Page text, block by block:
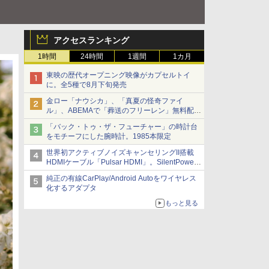
アクセスランキング
1時間 24時間 1週間 1カ月
東映の歴代オープニング映像がカプセルトイ
に。全5種で8月下旬発売
金ロー「ナウシカ」、「真夏の怪奇ファイ
ル」、ABEMAで「葬送のフリーレン」無料配信
など。夏の特番・配信情報
「バック・トゥ・ザ・フューチャー」の時計台
をモチーフにした腕時計。1985本限定
世界初アクティブノイズキャンセリングII搭載
HDMIケーブル「Pulsar HDMI」。SilentPower
から
純正の有線CarPlay/Android Autoをワイヤレス
化するアダプタ
もっと見る